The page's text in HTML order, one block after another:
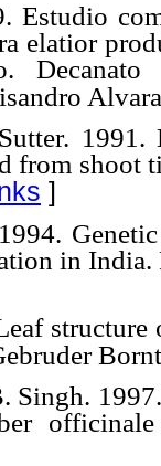
Estudio
elatior
Decanato
from shoot
]
in India.
Singh.